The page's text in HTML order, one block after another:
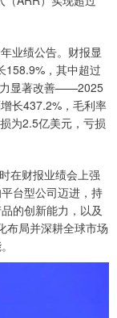
业绩公告。财报显
158.9%，其中超过
力显著改善——2025
长437.2%，毛利率
为2.5亿美元，亏损
在财报业绩会上强
台型公司迈进，持
的创新能力，以及
布局并深耕全球市场